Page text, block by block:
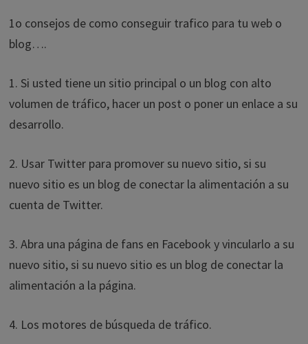
1o consejos de como conseguir trafico para tu web o
blog….
1. Si usted tiene un sitio principal o un blog con alto
volumen de tráfico, hacer un post o poner un enlace a su
desarrollo.
2. Usar Twitter para promover su nuevo sitio, si su
nuevo sitio es un blog de conectar la alimentación a su
cuenta de Twitter.
3. Abra una página de fans en Facebook y vincularlo a su
nuevo sitio, si su nuevo sitio es un blog de conectar la
alimentación a la página.
4. Los motores de búsqueda de tráfico.